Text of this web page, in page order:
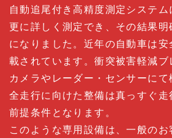
自動追尾付き高精度測定システ
更に詳しく測定でき、その結果
になりました。近年の自動車は
載されています。衝突被害軽減
カメラやレーダー・センサーに
全走行に向けた整備は真っすぐ
前提条件となります。
このような専用設備は、一般の